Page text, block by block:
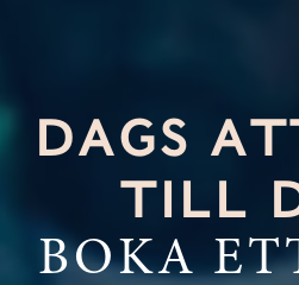
DAGS
TILL
BOKA